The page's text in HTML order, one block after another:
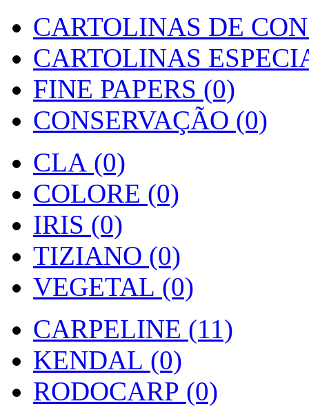
CARTOLINAS DE
CARTOLINAS
FINE PAPERS (0)
CONSERVAÇÃO (0)
CLA (0)
COLORE (0)
IRIS (0)
TIZIANO (0)
VEGETAL (0)
CARPELINE (11)
KENDAL (0)
RODOCARP (0)